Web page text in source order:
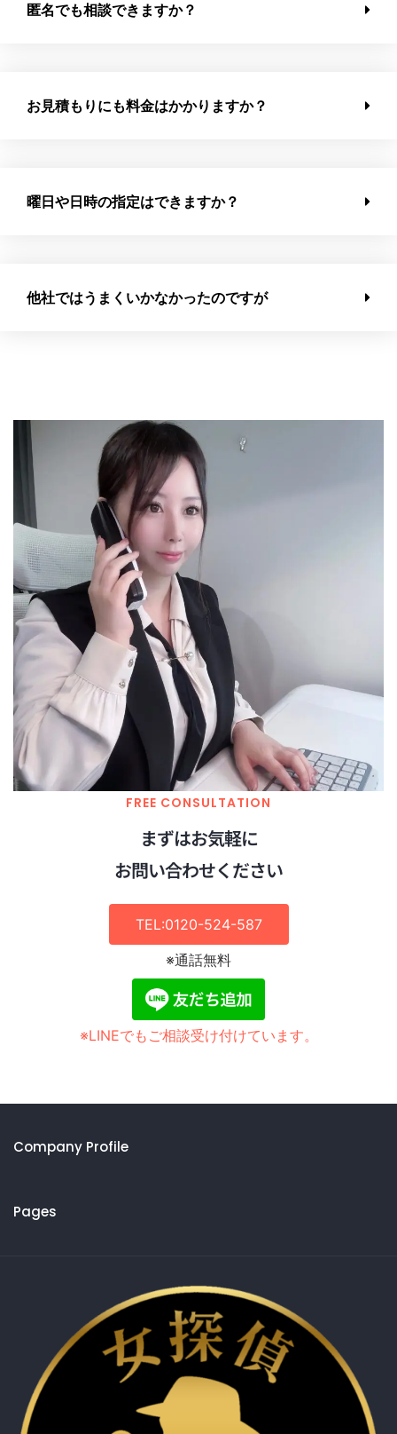
匿名でも相談できますか？
お見積もりにも料金はかかりますか？
曜日や日時の指定はできますか？
他社ではうまくいかなかったのですが
FREE CONSULTATION
まずはお気軽に
お問い合わせください
TEL:0120-524-587
※通話無料
※LINEでもご相談受け付けています。
Company Profile
Pages